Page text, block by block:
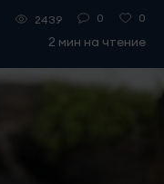
2439 0 0
2 мин на чтение